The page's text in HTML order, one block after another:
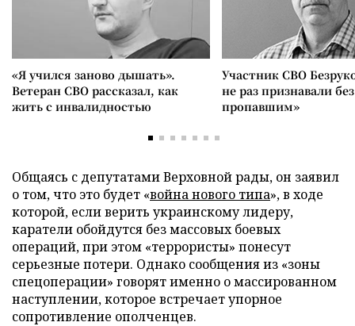
«Я учился заново дышать».
Ветеран СВО рассказал, как
жить с инвалидностью
Участник СВО
не раз признавали
пропавшим»
Общаясь с депутатами Верховной рады, он заявил
о том, что это будет «война нового типа», в ходе
которой, если верить украинскому лидеру,
каратели обойдутся без массовых боевых
операций, при этом «террористы» понесут
серьезные потери. Однако сообщения из «зоны
спецоперации» говорят именно о массированном
наступлении, которое встречает упорное
сопротивление ополченцев.